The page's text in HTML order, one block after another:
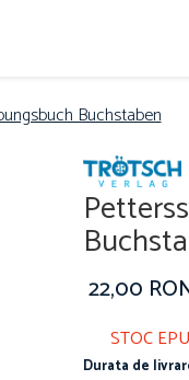
Buchstaben
22,00
STOC
Durata de